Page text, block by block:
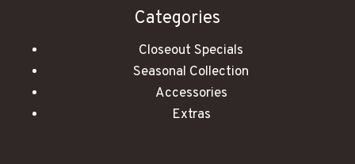
Categories
Closeout Specials
Seasonal Collection
Accessories
Extras